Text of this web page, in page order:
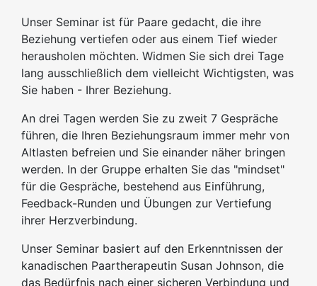
Unser Seminar ist für Paare gedacht, die ihre
Beziehung vertiefen oder aus einem Tief wieder
herausholen möchten. Widmen Sie sich drei Tage
lang ausschließlich dem vielleicht Wichtigsten, was
Sie haben - Ihrer Beziehung.
An drei Tagen werden Sie zu zweit 7 Gespräche
führen, die Ihren Beziehungsraum immer mehr von
Altlasten befreien und Sie einander näher bringen
werden. In der Gruppe erhalten Sie das "mindset"
für die Gespräche, bestehend aus Einführung,
Feedback-Runden und Übungen zur Vertiefung
ihrer Herzverbindung.
Unser Seminar basiert auf den Erkenntnissen der
kanadischen Paartherapeutin Susan Johnson, die
das Bedürfnis nach einer sicheren Verbindung und